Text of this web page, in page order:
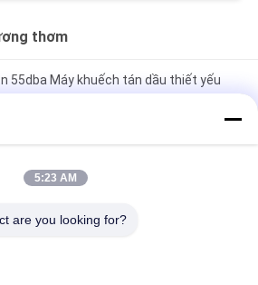
thơm
55dba Máy khuếch tán dầu thiết yếu
treo tường 100ml Crearoma Ứng
5:23 AM
are you looking for?